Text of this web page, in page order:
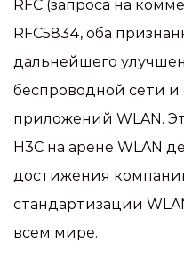
RFC (запроса на
RFC5834, оба
дальнейшего
беспроводной сети
приложений WLAN.
H3C на арене WLAN
достижения
стандартизации
всем мире.